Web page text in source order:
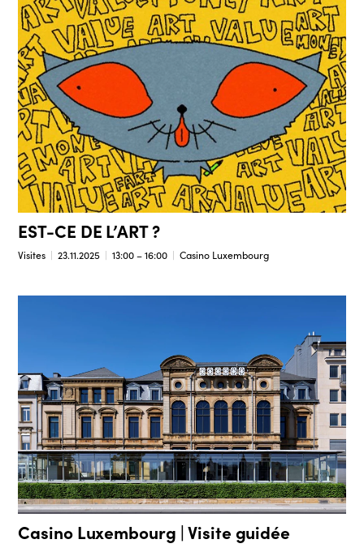
EST-CE DE L’ART ?
Visites 23.11.2025 13:00 – 16:00 Casino Luxembourg
Casino Luxembourg | Visite guidée